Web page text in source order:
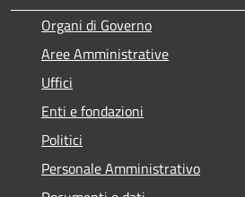
Organi di Governo
Aree Amministrative
Uffici
Enti e fondazioni
Politici
Personale Amministrativo